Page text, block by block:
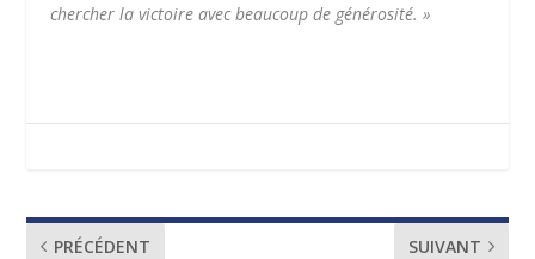
chercher la victoire avec beaucoup de générosité. »
PRÉCÉDENT SUIVANT